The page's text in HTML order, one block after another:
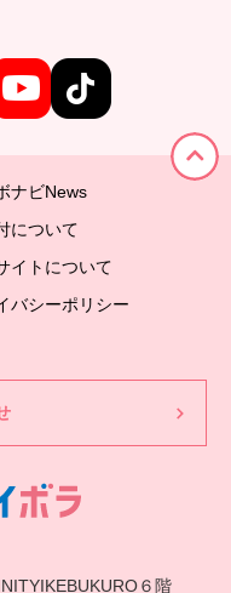
ナビNews
について
イトについて
バシーポリシー
６階